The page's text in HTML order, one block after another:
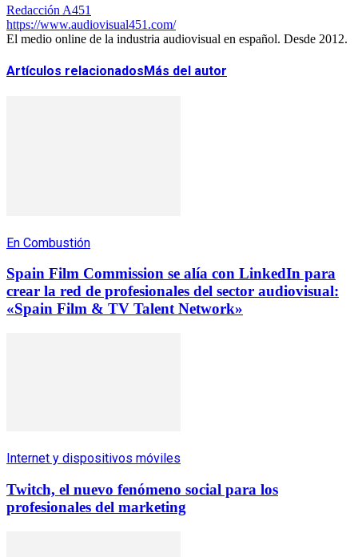
Redacción A451
https://www.audiovisual451.com/
El medio online de la industria audiovisual en español. Desde 2012.
Artículos relacionados Más del autor
En Combustión
Spain Film Commission se alía con LinkedIn para
crear la red de profesionales del sector audiovisual:
«Spain Film & TV Talent Network»
Internet y dispositivos móviles
Twitch, el nuevo fenómeno social para los
profesionales del marketing